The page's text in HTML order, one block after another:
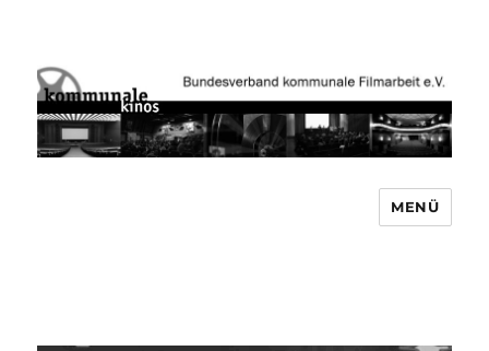
Bundesverband kommunale
MENÜ